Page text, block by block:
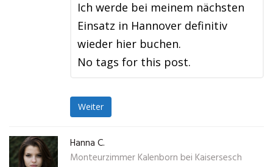
Ich werde bei meinem nächsten
Einsatz in Hannover definitiv
wieder hier buchen.
No tags for this post.
Weiter
Hanna C.
Monteurzimmer Kalenborn bei Kaisersesch